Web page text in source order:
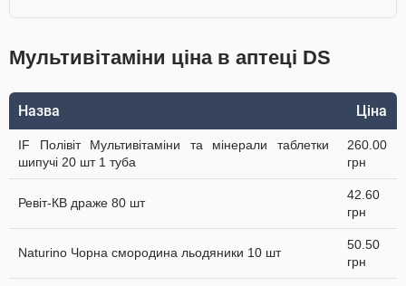
Мультивітаміни ціна в аптеці DS
Назва Ціна
IF Полівіт Мультивітаміни та мінерали таблетки
шипучі 20 шт 1 туба
260.00
грн
Ревіт-КВ драже 80 шт
42.60
грн
Naturino Чорна смородина льодяники 10 шт
50.50
грн